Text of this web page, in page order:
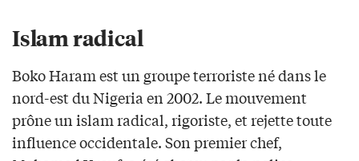
Islam radical
Boko Haram est un groupe terroriste né dans le
nord-est du Nigeria en 2002. Le mouvement
prône un islam radical, rigoriste, et rejette toute
influence occidentale. Son premier chef,